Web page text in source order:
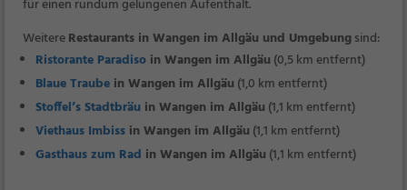
für einen rundum gelungenen Aufenthalt.
WeitereRestaurants in Wangen im Allgäu und Umgebungsind:
Ristorante Paradiso in Wangen im Allgäu (0,5 km entfernt)
Blaue Traube in Wangen im Allgäu (1,0 km entfernt)
Stoffel’s Stadtbräu in Wangen im Allgäu (1,1 km entfernt)
Viethaus Imbiss in Wangen im Allgäu (1,1 km entfernt)
Gasthaus zum Rad in Wangen im Allgäu (1,1 km entfernt)